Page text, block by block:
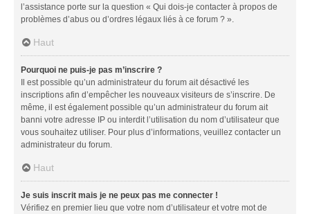
l’assistance porte sur la question « Qui dois-je contacter à propos de
problèmes d’abus ou d’ordres légaux liés à ce forum ? ».
Haut
Pourquoi ne puis-je pas m’inscrire ?
Il est possible qu’un administrateur du forum ait désactivé les
inscriptions afin d’empêcher les nouveaux visiteurs de s’inscrire. De
même, il est également possible qu’un administrateur du forum ait
banni votre adresse IP ou interdit l’utilisation du nom d’utilisateur que
vous souhaitez utiliser. Pour plus d’informations, veuillez contacter un
administrateur du forum.
Haut
Je suis inscrit mais je ne peux pas me connecter !
Vérifiez en premier lieu que votre nom d’utilisateur et votre mot de